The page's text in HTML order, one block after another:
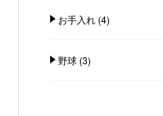
お手入れ(4)
野球(3)